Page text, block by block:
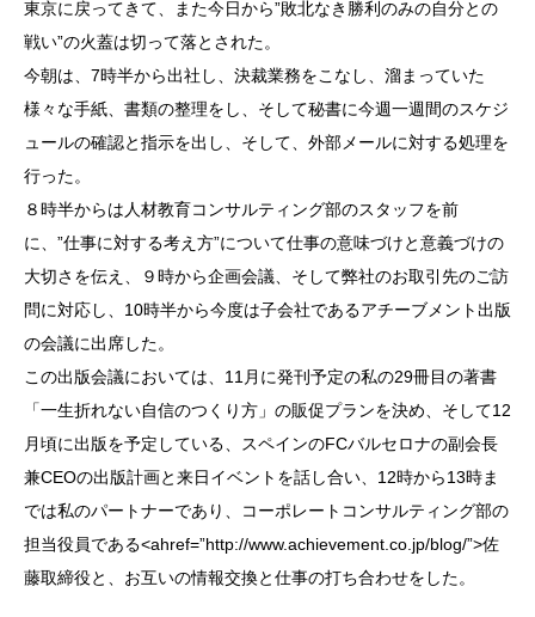
東京に戻ってきて、また今日から”敗北なき勝利のみの自分との
戦い”の火蓋は切って落とされた。
今朝は、7時半から出社し、決裁業務をこなし、溜まっていた
様々な手紙、書類の整理をし、そして秘書に今週一週間のスケジ
ュールの確認と指示を出し、そして、外部メールに対する処理を
行った。
８時半からは人材教育コンサルティング部のスタッフを前
に、”仕事に対する考え方”について仕事の意味づけと意義づけの
大切さを伝え、９時から企画会議、そして弊社のお取引先のご訪
問に対応し、10時半から今度は子会社であるアチーブメント出版
の会議に出席した。
この出版会議においては、11月に発刊予定の私の29冊目の著書
「一生折れない自信のつくり方」の販促プランを決め、そして12
月頃に出版を予定している、スペインのFCバルセロナの副会長
兼CEOの出版計画と来日イベントを話し合い、12時から13時ま
では私のパートナーであり、コーポレートコンサルティング部の
担当役員である<ahref=”http://www.achievement.co.jp/blog/”>佐
藤取締役と、お互いの情報交換と仕事の打ち合わせをした。